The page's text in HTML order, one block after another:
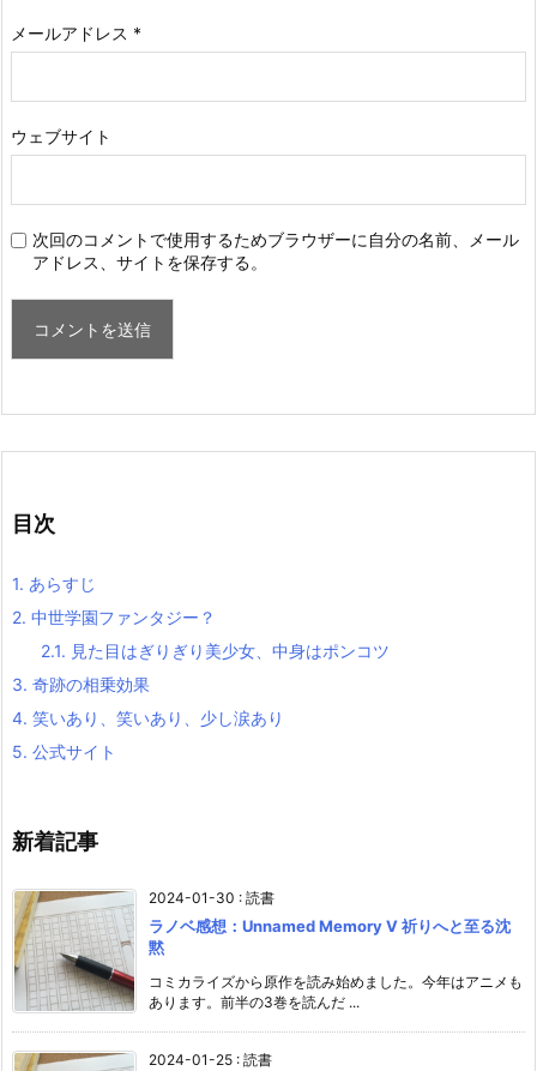
メールアドレス *
ウェブサイト
次回のコメントで使用するためブラウザーに自分の名前、メール
アドレス、サイトを保存する。
目次
1. あらすじ
2. 中世学園ファンタジー？
2.1. 見た目はぎりぎり美少女、中身はポンコツ
3. 奇跡の相乗効果
4. 笑いあり、笑いあり、少し涙あり
5. 公式サイト
新着記事
2024-01-30 : 読書
ラノベ感想：Unnamed Memory V 祈りへと至る沈
黙
コミカライズから原作を読み始めました。今年はアニメも
あります。前半の3巻を読んだ ...
2024-01-25 : 読書